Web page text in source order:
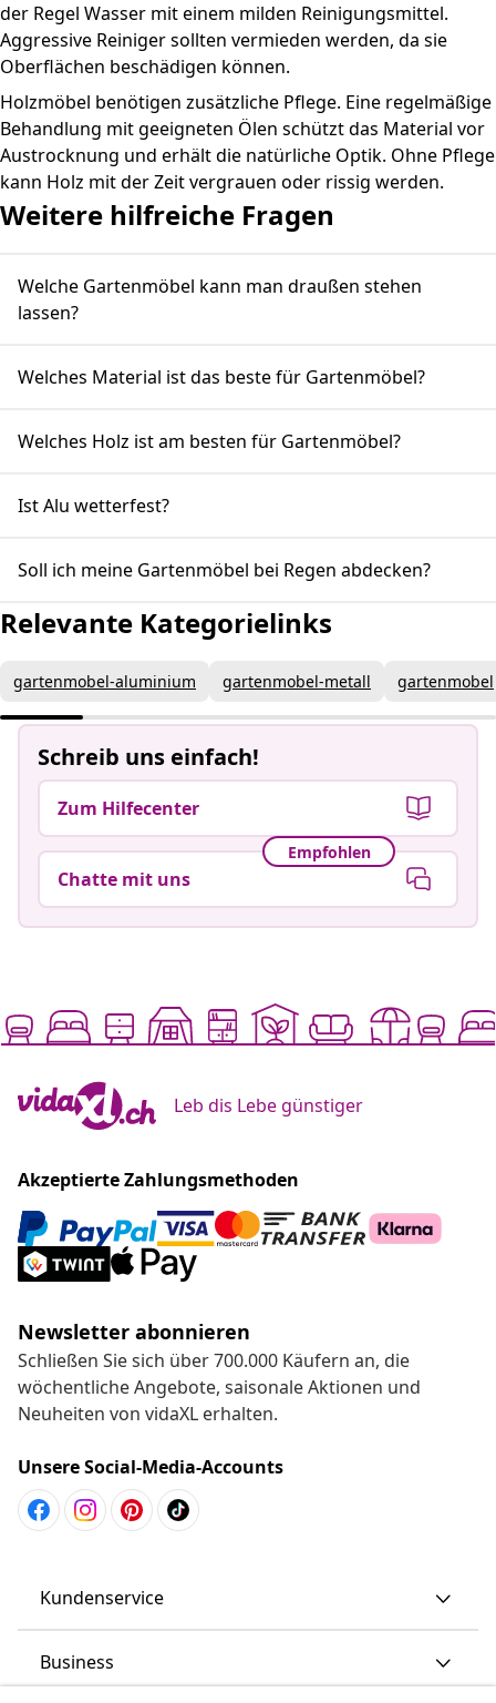
der Regel Wasser mit einem milden Reinigungsmittel.
Aggressive Reiniger sollten vermieden werden, da sie
Oberflächen beschädigen können.
Holzmöbel benötigen zusätzliche Pflege. Eine regelmäßige
Behandlung mit geeigneten Ölen schützt das Material vor
Austrocknung und erhält die natürliche Optik. Ohne Pflege
kann Holz mit der Zeit vergrauen oder rissig werden.
Weitere hilfreiche Fragen
Welche Gartenmöbel kann man draußen stehen
lassen?
Welches Material ist das beste für Gartenmöbel?
Welches Holz ist am besten für Gartenmöbel?
Ist Alu wetterfest?
Soll ich meine Gartenmöbel bei Regen abdecken?
Relevante Kategorielinks
gartenmobel-aluminium gartenmobel-metall gartenmobel
Schreib uns einfach!
Zum Hilfecenter
Empfohlen
Chatte mit uns
Leb dis Lebe günstiger
Akzeptierte Zahlungsmethoden
Newsletter abonnieren
Schließen Sie sich über 700.000 Käufern an, die
wöchentliche Angebote, saisonale Aktionen und
Neuheiten von vidaXL erhalten.
Unsere Social-Media-Accounts
Kundenservice
Business